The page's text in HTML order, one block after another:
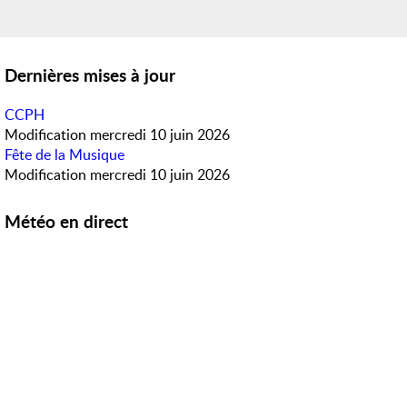
Dernières mises à jour
CCPH
Modification mercredi 10 juin 2026
Fête de la Musique
Modification mercredi 10 juin 2026
Météo en direct